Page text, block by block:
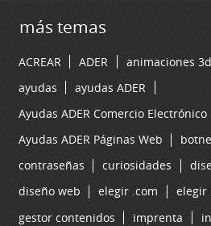
más temas
ACREAR ADER animaciones 3d
ayudas
ayudas ADER
Ayudas ADER Comercio Electrónico
Ayudas ADER Páginas Web
contraseñas
curiosidades
diseño web
elegir .com elegir
gestor contenidos
imprenta